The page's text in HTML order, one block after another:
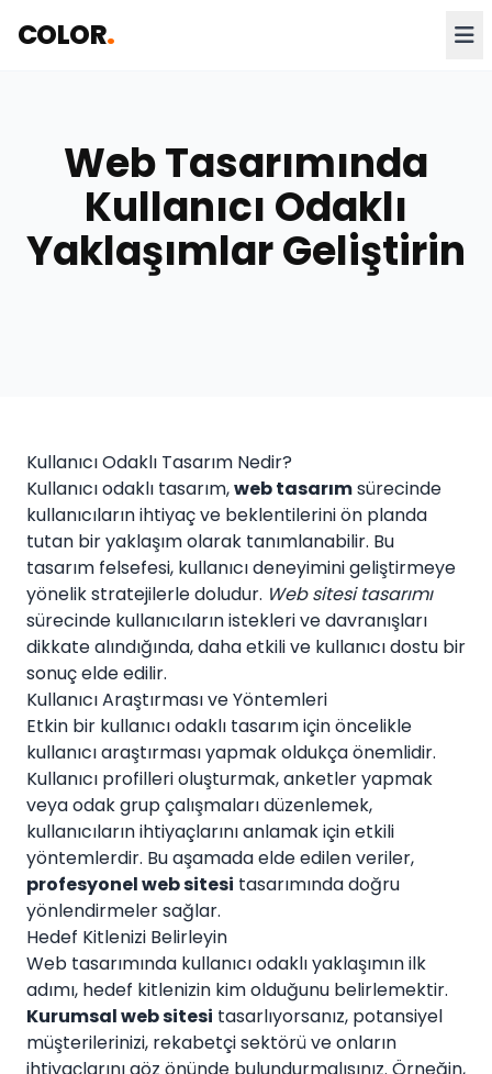
COLOR.
Web Tasarımında
Kullanıcı Odaklı
Yaklaşımlar Geliştirin
Kullanıcı Odaklı Tasarım Nedir?
Kullanıcı odaklı tasarım,web tasarımsürecinde
kullanıcıların ihtiyaç ve beklentilerini ön planda
tutan bir yaklaşım olarak tanımlanabilir. Bu
tasarım felsefesi, kullanıcı deneyimini geliştirmeye
yönelik stratejilerle doludur. Web sitesi tasarımı
sürecinde kullanıcıların istekleri ve davranışları
dikkate alındığında, daha etkili ve kullanıcı dostu bir
sonuç elde edilir.
Kullanıcı Araştırması ve Yöntemleri
Etkin bir kullanıcı odaklı tasarım için öncelikle
kullanıcı araştırması yapmak oldukça önemlidir.
Kullanıcı profilleri oluşturmak, anketler yapmak
veya odak grup çalışmaları düzenlemek,
kullanıcıların ihtiyaçlarını anlamak için etkili
yöntemlerdir. Bu aşamada elde edilen veriler,
profesyonel web sitesi tasarımında doğru
yönlendirmeler sağlar.
Hedef Kitlenizi Belirleyin
Web tasarımında kullanıcı odaklı yaklaşımın ilk
adımı, hedef kitlenizin kim olduğunu belirlemektir.
Kurumsal web sitesi tasarlıyorsanız, potansiyel
müşterilerinizi, rekabetçi sektörü ve onların